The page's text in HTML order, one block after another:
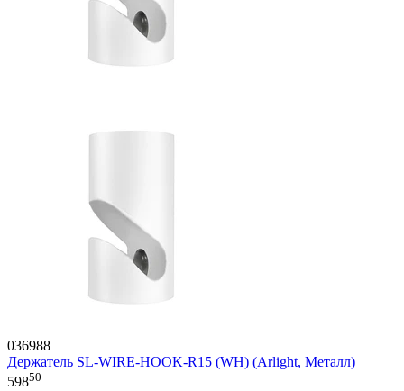
036988
Держатель SL-WIRE-HOOK-R15 (WH) (Arlight, Металл)
59850